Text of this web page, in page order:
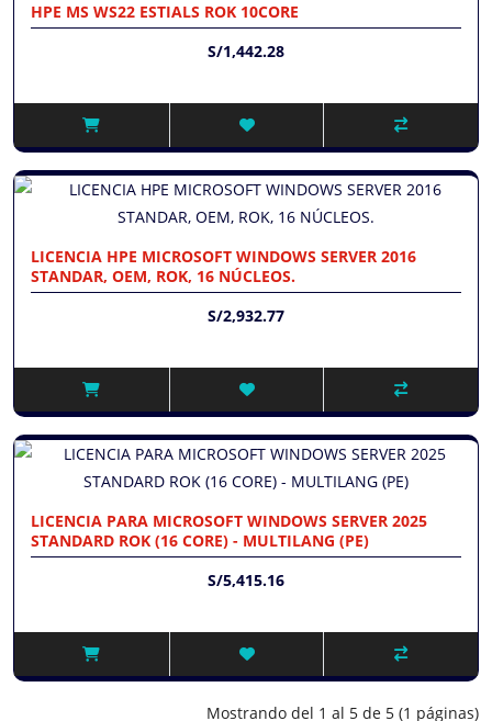
HPE MS WS22 ESTIALS ROK 10CORE
S/1,442.28
LICENCIA HPE MICROSOFT WINDOWS SERVER 2016
STANDAR, OEM, ROK, 16 NÚCLEOS.
S/2,932.77
LICENCIA PARA MICROSOFT WINDOWS SERVER 2025
STANDARD ROK (16 CORE) - MULTILANG (PE)
S/5,415.16
Mostrando del 1 al 5 de 5 (1 páginas)